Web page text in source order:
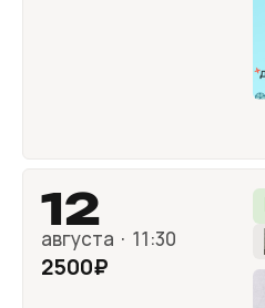
12
августа · 11:30
2500₽